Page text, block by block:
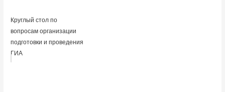
Круглый стол по
вопросам организации
подготовки и проведения
ГИА